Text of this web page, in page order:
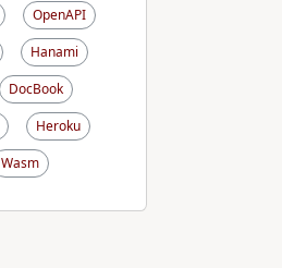
OpenAPI
Hanami
DocBook
Heroku
Wasm